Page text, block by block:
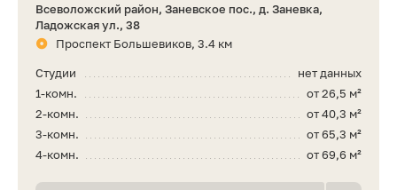
Всеволожский район, Заневское пос., д. Заневка,
Ладожская ул., 38
Проспект Большевиков, 3.4 км
нет данных
Студии
от 26,5 м²
1-комн.
от 40,3 м²
2-комн.
от 65,3 м²
3-комн.
от 69,6 м²
4-комн.